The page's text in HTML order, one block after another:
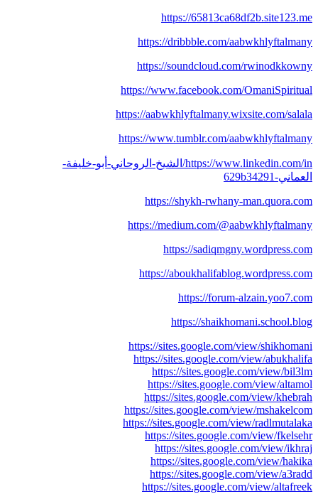
https://65813ca68df2b.site123.me
https://dribbble.com/aabwkhlyftalmany
https://soundcloud.com/rwinodkkowny
https://www.facebook.com/OmaniSpiritual
https://aabwkhlyftalmany.wixsite.com/salala
https://www.tumblr.com/aabwkhlyftalmany
https://www.linkedin.com/in/الشيخ-الروحاني-أبو-خليفة-
العماني-629b34291
https://shykh-rwhany-man.quora.com
https://medium.com/@aabwkhlyftalmany
https://sadiqmgny.wordpress.com
https://aboukhalifablog.wordpress.com
https://forum-alzain.yoo7.com
https://shaikhomani.school.blog
https://sites.google.com/view/shikhomani
https://sites.google.com/view/abukhalifa
https://sites.google.com/view/bil3lm
https://sites.google.com/view/altamol
https://sites.google.com/view/khebrah
https://sites.google.com/view/mshakelcom
https://sites.google.com/view/radlmutalaka
https://sites.google.com/view/fkelsehr
https://sites.google.com/view/ikhraj
https://sites.google.com/view/hakika
https://sites.google.com/view/a3radd
https://sites.google.com/view/altafreek